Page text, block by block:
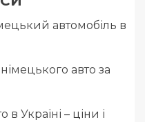
автомобіль в
авто за
Україні – ціни і